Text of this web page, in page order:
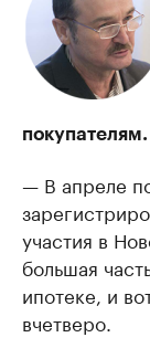
покупателям.
— В апреле
участия в
большая
ипотеке, и
вчетверо.